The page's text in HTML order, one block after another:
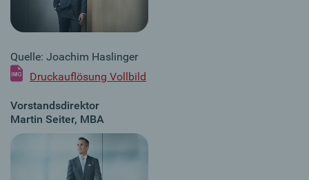
Quelle: Joachim Haslinger
Druckauflösung Vollbild
Vorstandsdirektor
Martin Seiter, MBA